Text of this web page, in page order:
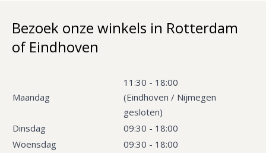
Bezoek onze winkels in Rotterdam
of Eindhoven
Maandag
11:30 - 18:00
(Eindhoven / Nijmegen
gesloten)
Dinsdag
09:30 - 18:00
Woensdag
09:30 - 18:00